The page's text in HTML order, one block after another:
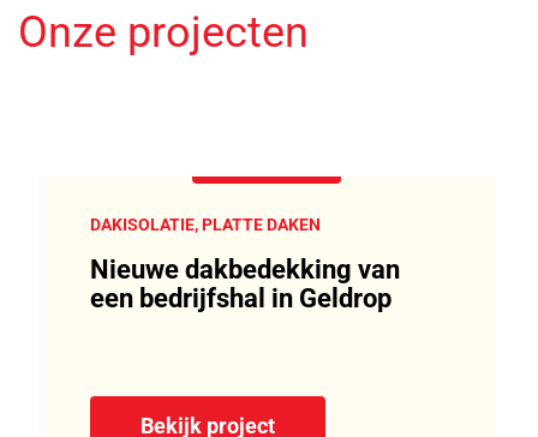
Onze projecten
DAKISOLATIE, PLATTE DAKEN
Nieuwe dakbedekking van
een bedrijfshal in Geldrop
Bekijk project